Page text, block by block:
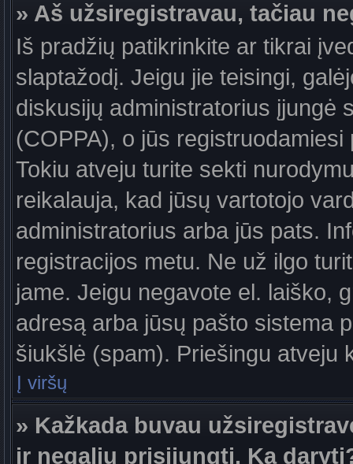
» Aš užsiregistravau, tačiau
Iš pradžių patikrinkite ar tikrai
slaptažodį. Jeigu jie teisingi,
diskusijų administratorius įjungė
(COPPA), o jūs
Tokiu atveju turite sekti
reikalauja, kad jūsų vartotojo
administratorius arba jūs pats.
registracijos metu. Ne už ilgo
jame. Jeigu negavote el. laiško,
adresą arba jūsų pašto sistema
šiukšlė (spam). Priešingu atveju
Į viršų
» Kažkada buvau
ir negaliu prisijungti. Ką